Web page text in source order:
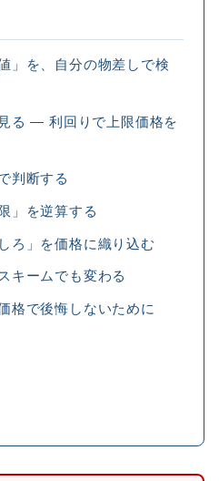
」を、自分の物差しで検
る ― 利回りで上限価格を
判断する
」を逆算する
ろ」を価格に織り込む
キームでも変わる
格で後悔しないために